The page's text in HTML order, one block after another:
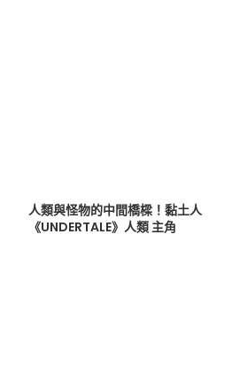
人類與怪物的中間橋樑！黏土人
《UNDERTALE》人類 主角